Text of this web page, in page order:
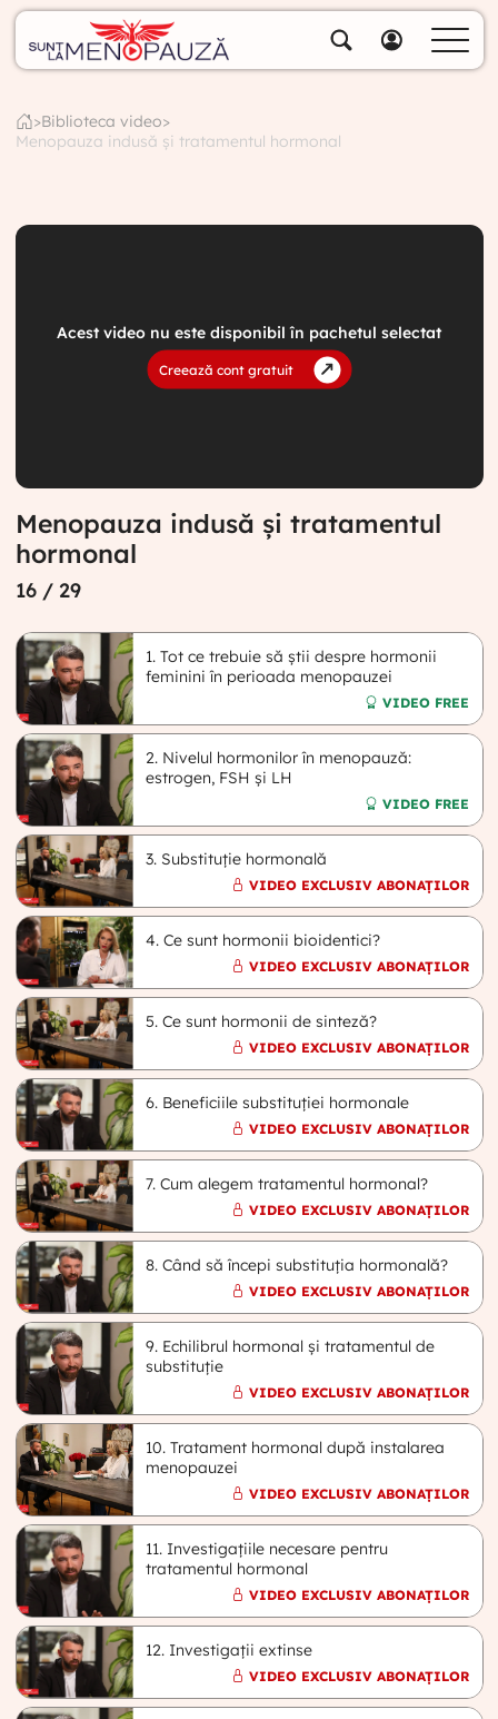
Specialiștii noștri
Soluții
Biblioteca video
Contul meu
>Biblioteca video>
Menopauza indusă și tratamentul hormonal
Acest video nu este disponibil în pachetul selectat
Creează cont gratuit
Menopauza indusă și tratamentul
hormonal
16/ 29
1. Tot ce trebuie să știi despre hormonii
feminini în perioada menopauzei
VIDEO FREE
2. Nivelul hormonilor în menopauză:
estrogen, FSH și LH
VIDEO FREE
3. Substituție hormonală
VIDEO EXCLUSIV ABONAȚILOR
4. Ce sunt hormonii bioidentici?
VIDEO EXCLUSIV ABONAȚILOR
5. Ce sunt hormonii de sinteză?
VIDEO EXCLUSIV ABONAȚILOR
6. Beneficiile substituției hormonale
VIDEO EXCLUSIV ABONAȚILOR
7. Cum alegem tratamentul hormonal?
VIDEO EXCLUSIV ABONAȚILOR
8. Când să începi substituția hormonală?
VIDEO EXCLUSIV ABONAȚILOR
9. Echilibrul hormonal și tratamentul de
substituție
VIDEO EXCLUSIV ABONAȚILOR
10. Tratament hormonal după instalarea
menopauzei
VIDEO EXCLUSIV ABONAȚILOR
11. Investigațiile necesare pentru
tratamentul hormonal
VIDEO EXCLUSIV ABONAȚILOR
12. Investigații extinse
VIDEO EXCLUSIV ABONAȚILOR